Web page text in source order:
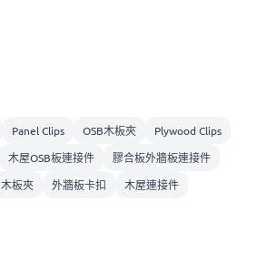
Panel Clips OSB木板夾
Plywood Clips
木屋OSB板連接件
膠合板外牆板連接件
木板夾 外牆板卡扣 木屋連接件